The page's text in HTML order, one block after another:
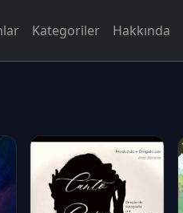
Kategoriler Hakkında